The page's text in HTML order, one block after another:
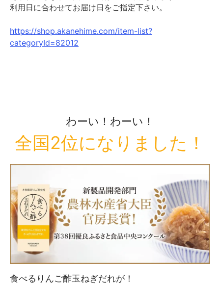
利用日に合わせてお届け日をご指定下さい。
https://shop.akanehime.com/item-list?
categoryId=82012
わーい！わーい！
全国2位になりました！
食べるりんご酢玉ねぎだれが！